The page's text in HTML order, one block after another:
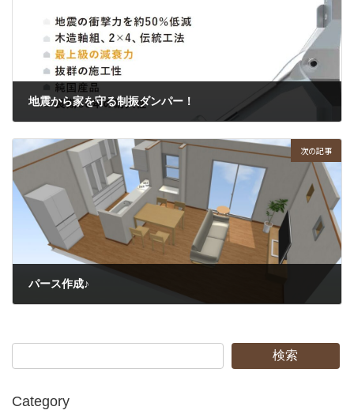
地震から家を守る制振ダンパー！
次の記事
パース作成♪
検索
Category